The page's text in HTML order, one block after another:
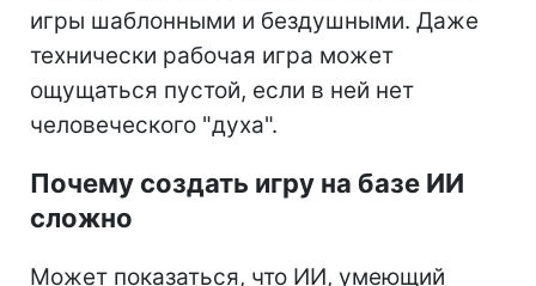
игры шаблонными и бездушными. Даже
технически рабочая игра может
ощущаться пустой, если в ней нет
человеческого "духа".
Почему создать игру на базе ИИ
сложно
Может показаться, что ИИ, умеющий